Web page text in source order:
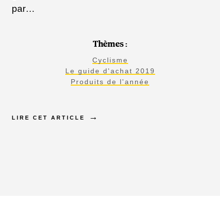
par…
Thèmes :
Cyclisme
Le guide d'achat 2019
Produits de l'année
LIRE CET ARTICLE